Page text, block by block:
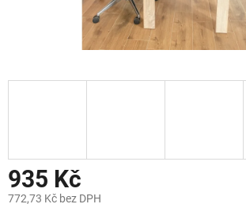
935 Kč
772,73 Kč bez DPH